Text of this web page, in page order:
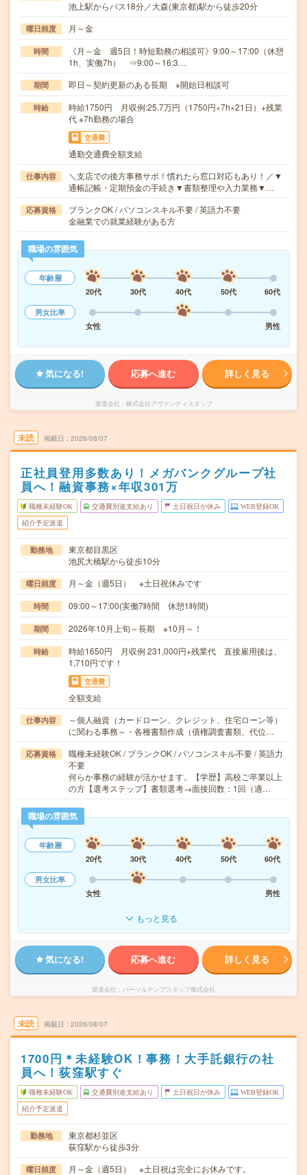
池上駅からバス18分／大森(東京都)駅から徒歩20分
曜日頻度 月～金
時間
《月～金 週5日！時短勤務の相談可》9:00～17:00（休憩
1h、実働7h） ⇒9:00～16:3…
期間 即日～契約更新のある長期 ※開始日相談可
時給
時給1750円 月収例:25.7万円（1750円×7h×21日）+残業
代 ※7h勤務の場合
交通費
通勤交通費全額支給
仕事内容
＼支店での後方事務サポ！慣れたら窓口対応もあり！／▼
通帳記帳・定期預金の手続き▼書類整理や入力業務▼…
応募資格
ブランクOK / パソコンスキル不要 / 英語力不要
金融業での就業経験がある方
職場の雰囲気
年齢層
20代
30代 40代 50代
60代
男女比率
女性
男性
気になる! 応募へ進む 詳しく見る
派遣会社 株式会社アヴァンティスタッフ
未読 掲載日 2026/08/07
正社員登用多数あり！メガバンクグループ社
員へ！融資事務×年収301万
職種未経験OK 交通費別途支給あり 土日祝日が休み WEB登録OK
紹介予定派遣
勤務地
東京都目黒区
池尻大橋駅から徒歩10分
曜日頻度 月～金（週5日） ※土日祝休みです
時間 09:00～17:00(実働7時間 休憩1時間)
期間 2026年10月上旬～長期 ※10月～！
時給
時給1650円 月収例 231,000円+残業代 直接雇用後は、
1,710円です！
交通費
全額支給
仕事内容
～個人融資（カードローン、クレジット、住宅ローン等）
に関わる事務～・各種書類作成（債権調査書類、代位…
応募資格
職種未経験OK / ブランクOK / パソコンスキル不要 / 英語力
不要
何らか事務の経験が活かせます。【学歴】高校ご卒業以上
の方【選考ステップ】書類選考→面接回数：1回（適…
職場の雰囲気
年齢層
20代
30代 40代 50代
60代
男女比率
女性
男性
もっと見る
気になる! 応募へ進む 詳しく見る
派遣会社 パーソルテンプスタッフ株式会社
未読 掲載日 2026/08/07
1700円＊未経験OK！事務！大手託銀行の社
員へ！荻窪駅すぐ
職種未経験OK 交通費別途支給あり 土日祝日が休み WEB登録OK
紹介予定派遣
勤務地
東京都杉並区
荻窪駅から徒歩3分
曜日頻度 月～金（週5日） ※土日祝は完全にお休みです。